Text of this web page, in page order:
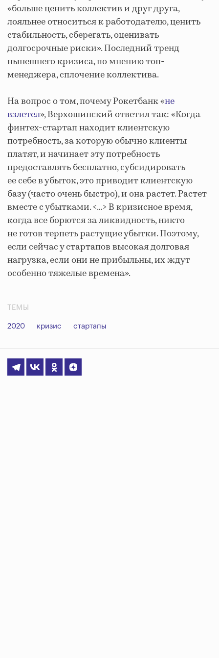
«больше ценить коллектив и друг друга,
лояльнее относиться к работодателю, ценить
стабильность, сберегать, оценивать
долгосрочные риски». Последний тренд
нынешнего кризиса, по мнению топ-
менеджера, сплочение коллектива.
На вопрос о том, почему Рокетбанк «не
взлетел», Верхошинский ответил так: «Когда
финтех-стартап находит клиентскую
потребность, за которую обычно клиенты
платят, и начинает эту потребность
предоставлять бесплатно, субсидировать
ее себе в убыток, это приводит клиентскую
базу (часто очень быстро), и она растет. Растет
вместе с убытками. <…> В кризисное время,
когда все борются за ликвидность, никто
не готов терпеть растущие убытки. Поэтому,
если сейчас у стартапов высокая долговая
нагрузка, если они не прибыльны, их ждут
особенно тяжелые времена».
ТЕМЫ
2020 кризис стартапы